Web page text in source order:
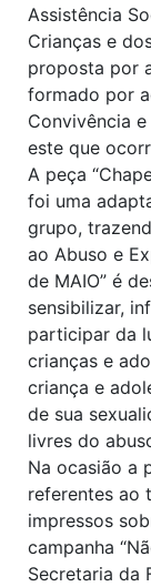
Assistência
Crianças e
proposta por
formado por
Convivência
este que
A peça
foi uma
grupo,
ao Abuso e
de MAIO” é
sensibilizar,
participar da
crianças e
criança e
de sua
livres do
Na ocasião a
referentes ao
impressos
campanha
Secretaria da